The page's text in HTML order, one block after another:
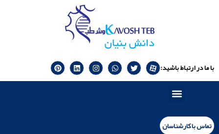
با ما در ارتباط باشید:
تماس با کارشناسان